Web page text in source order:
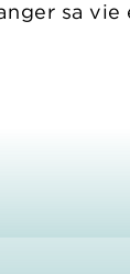
sa vie